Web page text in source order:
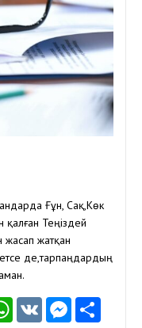
Ғұн, Сақ,Көк
қалған Теңіздей
жасап жатқан
де,тарпаңдардың
WhatsApp
VK